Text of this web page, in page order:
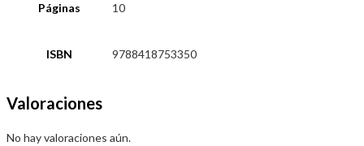
Páginas 10
ISBN 9788418753350
Valoraciones
No hay valoraciones aún.